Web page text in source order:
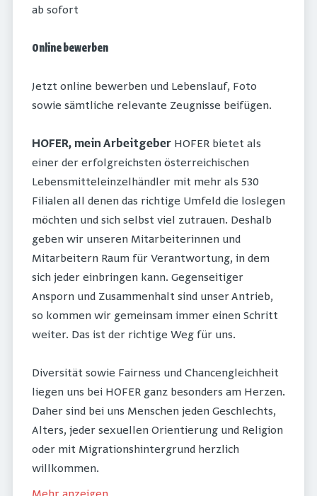
ab sofort
Online bewerben
Jetzt online bewerben und Lebenslauf, Foto
sowie sämtliche relevante Zeugnisse beifügen.
HOFER, mein Arbeitgeber HOFER bietet als
einer der erfolgreichsten österreichischen
Lebensmitteleinzelhändler mit mehr als 530
Filialen all denen das richtige Umfeld die loslegen
möchten und sich selbst viel zutrauen. Deshalb
geben wir unseren Mitarbeiterinnen und
Mitarbeitern Raum für Verantwortung, in dem
sich jeder einbringen kann. Gegenseitiger
Ansporn und Zusammenhalt sind unser Antrieb,
so kommen wir gemeinsam immer einen Schritt
weiter. Das ist der richtige Weg für uns.
Diversität sowie Fairness und Chancengleichheit
liegen uns bei HOFER ganz besonders am Herzen.
Daher sind bei uns Menschen jeden Geschlechts,
Alters, jeder sexuellen Orientierung und Religion
oder mit Migrationshintergrund herzlich
willkommen.